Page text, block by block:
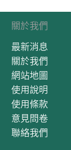
關於我們
最新消息
關於我們
網站地圖
使用說明
使用條款
意見問卷
聯絡我們